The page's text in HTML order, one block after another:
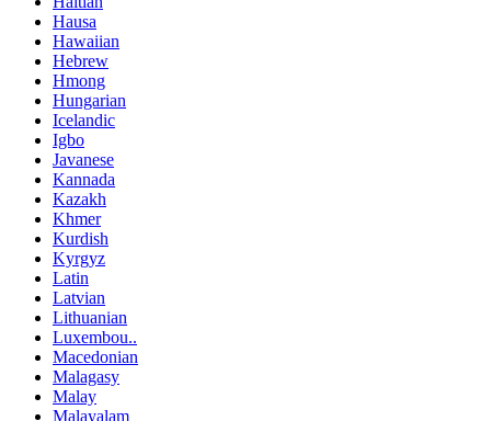
Hausa
Hawaiian
Hebrew
Hmong
Hungarian
Icelandic
Igbo
Javanese
Kannada
Kazakh
Khmer
Kurdish
Kyrgyz
Latin
Latvian
Lithuanian
Luxembou..
Macedonian
Malagasy
Malay
Malayalam